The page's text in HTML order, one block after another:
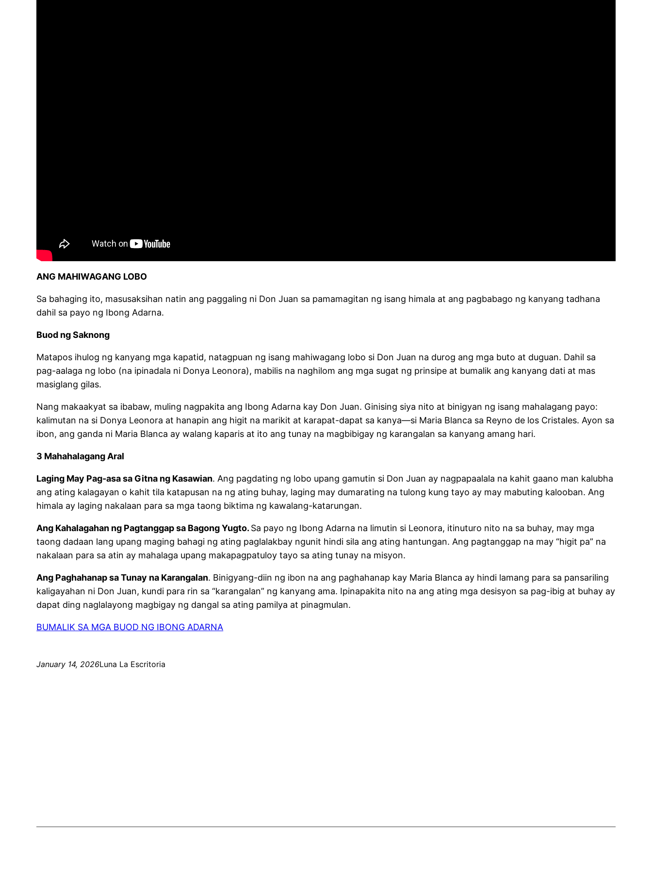
ANG MAHIWAGANG LOBO
Sa bahaging ito, masusaksihan natin ang paggaling ni Don Juan sa pamamagitan ng isang himala at ang pagbabago ng kanyang tadhana
dahil sa payo ng Ibong Adarna.
Buod ng Saknong
Matapos ihulog ng kanyang mga kapatid, natagpuan ng isang mahiwagang lobo si Don Juan na durog ang mga buto at duguan. Dahil sa
pag-aalaga ng lobo (na ipinadala ni Donya Leonora), mabilis na naghilom ang mga sugat ng prinsipe at bumalik ang kanyang dati at mas
masiglang gilas.
Nang makaakyat sa ibabaw, muling nagpakita ang Ibong Adarna kay Don Juan. Ginising siya nito at binigyan ng isang mahalagang payo:
kalimutan na si Donya Leonora at hanapin ang higit na marikit at karapat-dapat sa kanya—si Maria Blanca sa Reyno de los Cristales. Ayon sa
ibon, ang ganda ni Maria Blanca ay walang kaparis at ito ang tunay na magbibigay ng karangalan sa kanyang amang hari.
3 Mahahalagang Aral
Laging May Pag-asa sa Gitna ng Kasawian. Ang pagdating ng lobo upang gamutin si Don Juan ay nagpapaalala na kahit gaano man kalubha
ang ating kalagayan o kahit tila katapusan na ng ating buhay, laging may dumarating na tulong kung tayo ay may mabuting kalooban. Ang
himala ay laging nakalaan para sa mga taong biktima ng kawalang-katarungan.
Ang Kahalagahan ng Pagtanggap sa Bagong Yugto. Sa payo ng Ibong Adarna na limutin si Leonora, itinuturo nito na sa buhay, may mga
taong dadaan lang upang maging bahagi ng ating paglalakbay ngunit hindi sila ang ating hantungan. Ang pagtanggap na may “higit pa” na
nakalaan para sa atin ay mahalaga upang makapagpatuloy tayo sa ating tunay na misyon.
Ang Paghahanap sa Tunay na Karangalan. Binigyang-diin ng ibon na ang paghahanap kay Maria Blanca ay hindi lamang para sa pansariling
kaligayahan ni Don Juan, kundi para rin sa “karangalan” ng kanyang ama. Ipinapakita nito na ang ating mga desisyon sa pag-ibig at buhay ay
dapat ding naglalayong magbigay ng dangal sa ating pamilya at pinagmulan.
BUMALIK SA MGA BUOD NG IBONG ADARNA
January 14, 2026Luna La Escritoria